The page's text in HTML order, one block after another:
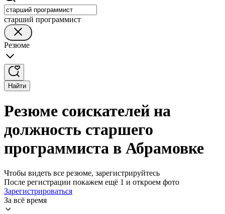
старший программист
Резюме
Найти
Резюме соискателей на
должность старшего
программиста в Абрамовке
Чтобы видеть все резюме, зарегистрируйтесь
После регистрации покажем ещё 1 и откроем фото
Зарегистрироваться
За всё время